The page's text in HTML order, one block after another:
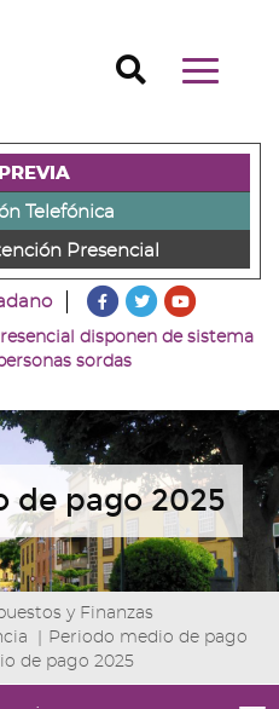
Mostrar/
Buscador
Telefónica
Presencial
???
Ir
a
página
de
Facebook
???
Ir
página
de
Twitter
Ir
canal
de
Youtube
disponen de sistema
sordas
de pago 2025
y Finanzas
Periodo medio de pago
de pago 2025